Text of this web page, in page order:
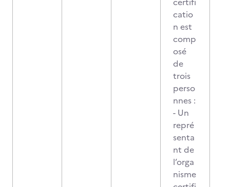
catio
n est
comp
osé
de
trois
perso
nnes :
- Un
repré
senta
nt de
l’orga
nisme